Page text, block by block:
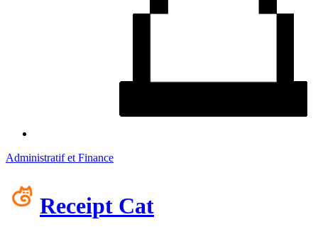
Administratif et Finance
Receipt Cat